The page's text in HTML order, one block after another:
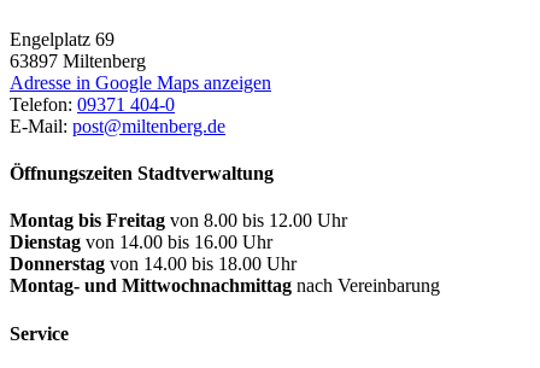
Engelplatz 69
63897 Miltenberg
Adresse in Google Maps anzeigen
Telefon: 09371 404-0
E-Mail: post@miltenberg.de
Öffnungszeiten Stadtverwaltung
Montag bis Freitag von 8.00 bis 12.00 Uhr
Dienstag von 14.00 bis 16.00 Uhr
Donnerstag von 14.00 bis 18.00 Uhr
Montag- und Mittwochnachmittag nach Vereinbarung
Service